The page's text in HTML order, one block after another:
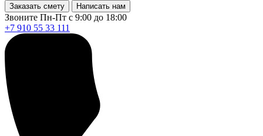
Заказать смету Написать нам
Звоните Пн-Пт с 9:00 до 18:00
+7 910 55 33 111